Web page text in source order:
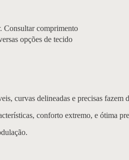
Consultar comprimento
opções de tecido
curvas delineadas e precisas fazem
conforto extremo, e ótima